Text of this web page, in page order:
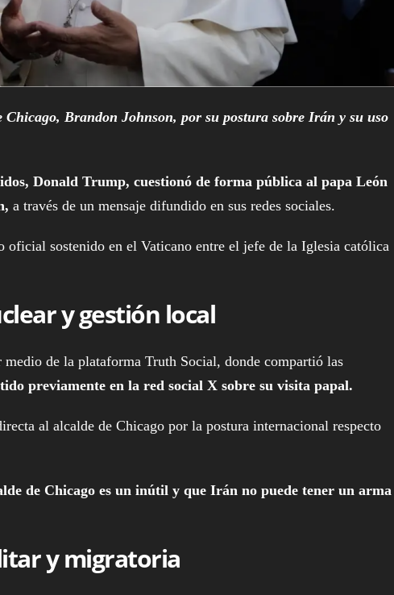
Brandon Johnson, por su postura sobre Irán y su uso
Donald Trump, cuestionó de forma pública al papa León
a través de un mensaje difundido en sus redes sociales.
oficial sostenido en el Vaticano entre el jefe de la Iglesia católica
y gestión local
de la plataforma Truth Social, donde compartió las
previamente en la red social X sobre su visita papal.
al alcalde de Chicago por la postura internacional respecto
de Chicago es un inútil y que Irán no puede tener un arma
y migratoria